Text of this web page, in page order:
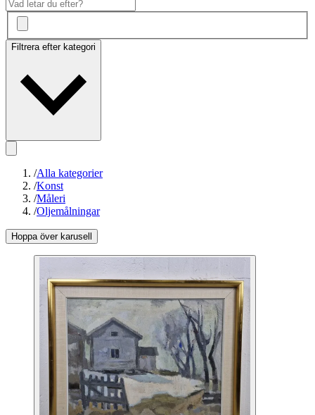
Filtrera efter kategori
/Alla kategorier
/Konst
/Måleri
/Oljemålningar
Hoppa över karusell